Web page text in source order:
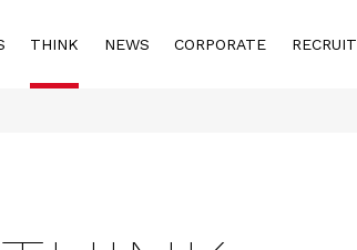
THINK NEWS CORPORATE RECRUIT